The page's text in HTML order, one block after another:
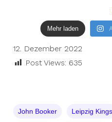
Mehr laden
12. Dezember 2022
Post Views: 635
John Booker Leipzig Kings